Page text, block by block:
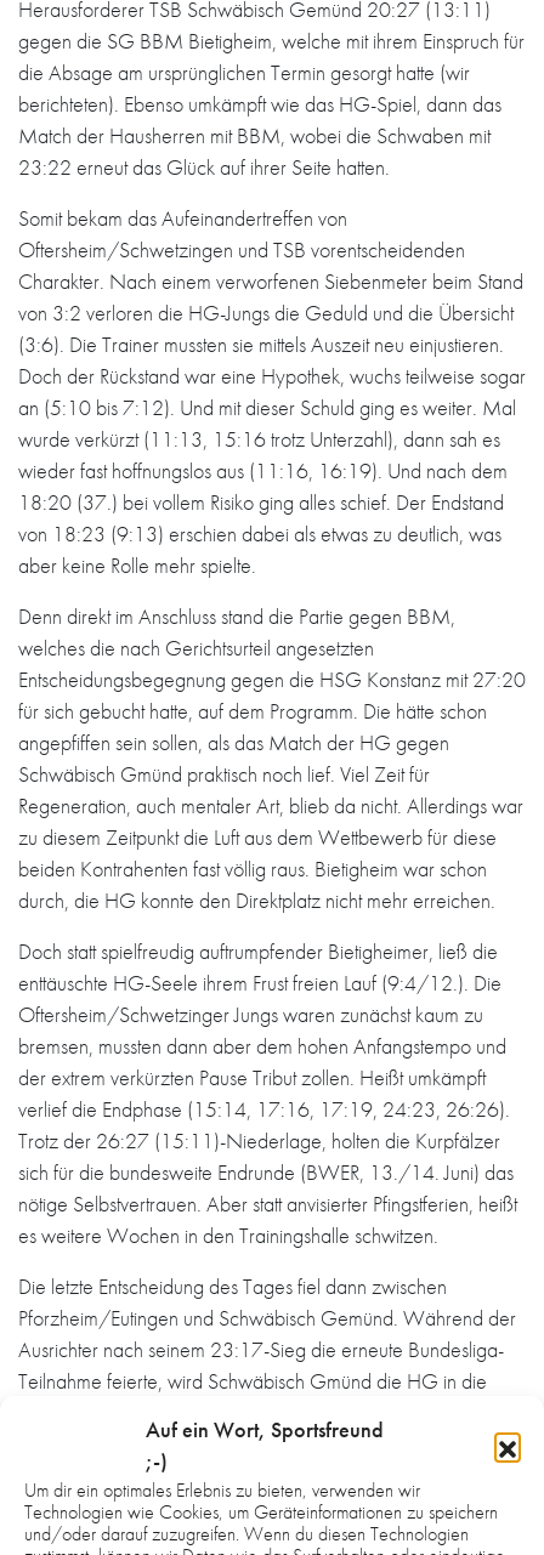
Auf ein Wort, Sportsfreund
;-)
Um dir ein optimales Erlebnis zu bieten, verwenden wir
Technologien wie Cookies, um Geräteinformationen zu speichern
und/oder darauf zuzugreifen. Wenn du diesen Technologien
Herausforderer TSB Schwäbisch Gemünd 20:27 (13:11)
gegen die SG BBM Bietigheim, welche mit ihrem Einspruch für
die Absage am ursprünglichen Termin gesorgt hatte (wir
berichteten). Ebenso umkämpft wie das HG-Spiel, dann das
Match der Hausherren mit BBM, wobei die Schwaben mit
23:22 erneut das Glück auf ihrer Seite hatten.
Somit bekam das Aufeinandertreffen von
Oftersheim/Schwetzingen und TSB vorentscheidenden
Charakter. Nach einem verworfenen Siebenmeter beim Stand
von 3:2 verloren die HG-Jungs die Geduld und die Übersicht
(3:6). Die Trainer mussten sie mittels Auszeit neu einjustieren.
Doch der Rückstand war eine Hypothek, wuchs teilweise sogar
an (5:10 bis 7:12). Und mit dieser Schuld ging es weiter. Mal
wurde verkürzt (11:13, 15:16 trotz Unterzahl), dann sah es
wieder fast hoffnungslos aus (11:16, 16:19). Und nach dem
18:20 (37.) bei vollem Risiko ging alles schief. Der Endstand
von 18:23 (9:13) erschien dabei als etwas zu deutlich, was
aber keine Rolle mehr spielte.
Denn direkt im Anschluss stand die Partie gegen BBM,
welches die nach Gerichtsurteil angesetzten
Entscheidungsbegegnung gegen die HSG Konstanz mit 27:20
für sich gebucht hatte, auf dem Programm. Die hätte schon
angepfiffen sein sollen, als das Match der HG gegen
Schwäbisch Gmünd praktisch noch lief. Viel Zeit für
Regeneration, auch mentaler Art, blieb da nicht. Allerdings war
zu diesem Zeitpunkt die Luft aus dem Wettbewerb für diese
beiden Kontrahenten fast völlig raus. Bietigheim war schon
durch, die HG konnte den Direktplatz nicht mehr erreichen.
Doch statt spielfreudig auftrumpfender Bietigheimer, ließ die
enttäuschte HG-Seele ihrem Frust freien Lauf (9:4/12.). Die
Oftersheim/Schwetzinger Jungs waren zunächst kaum zu
bremsen, mussten dann aber dem hohen Anfangstempo und
der extrem verkürzten Pause Tribut zollen. Heißt umkämpft
verlief die Endphase (15:14, 17:16, 17:19, 24:23, 26:26).
Trotz der 26:27 (15:11)-Niederlage, holten die Kurpfälzer
sich für die bundesweite Endrunde (BWER, 13./14. Juni) das
nötige Selbstvertrauen. Aber statt anvisierter Pfingstferien, heißt
es weitere Wochen in den Trainingshalle schwitzen.
Die letzte Entscheidung des Tages fiel dann zwischen
Pforzheim/Eutingen und Schwäbisch Gemünd. Während der
Ausrichter nach seinem 23:17-Sieg die erneute Bundesliga-
Teilnahme feierte, wird Schwäbisch Gmünd die HG in die
Ahlen/Hamm, Vallendar, Nieder-Olm, Günzburg,
Ottobeuren, Dessau-Rosslauer HV, ThSV Eisenach, Bonner
JSG, TV Aldekerk Weitere Verbände spielen ihre Teilnehmer
noch aus.